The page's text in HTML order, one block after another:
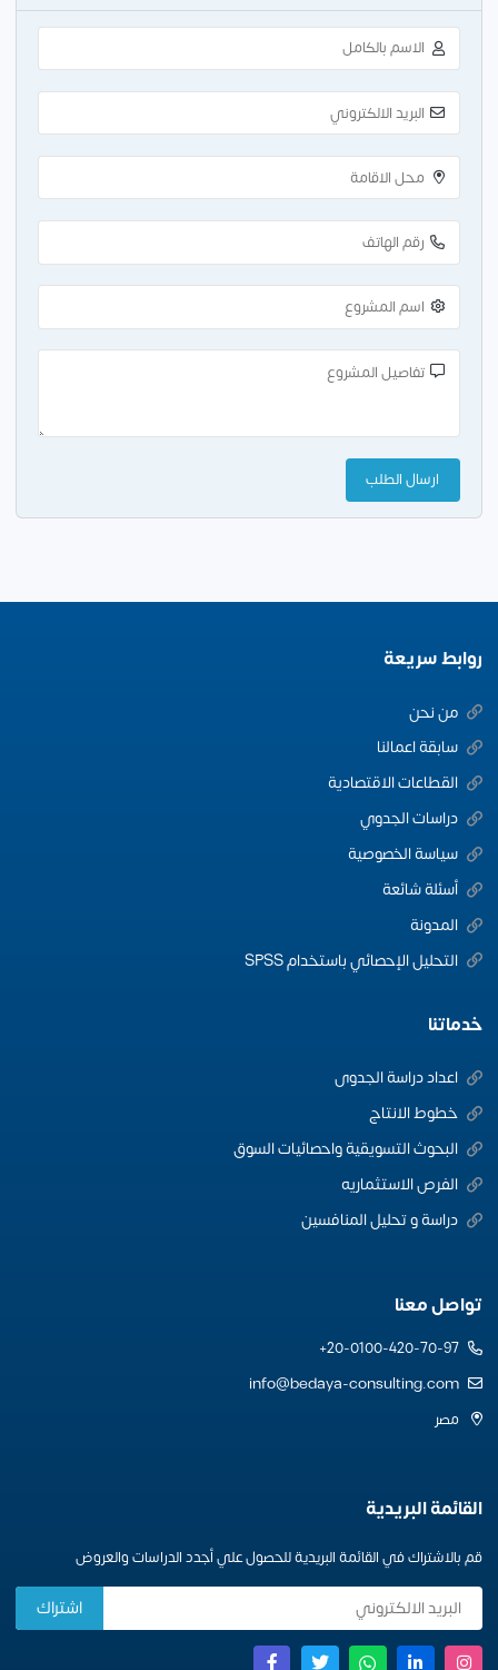
روابط سريعة
من نحن
سابقة اعمالنا
القطاعات الاقتصادية
دراسات الجدوي
سياسة الخصوصية
أسئلة شائعة
المدونة
التحليل الإحصائي باستخدام SPSS
خدماتنا
اعداد دراسة الجدوى
خطوط الانتاج
البحوث التسويقية واحصائيات السوق
الفرص الاستثماريه
دراسة و تحليل المنافسين
تواصل معنا
20-0100-420-70-97+
info@bedaya-consulting.com
مصر
القائمة البريدية
قم بالاشتراك في القائمة البريدية للحصول علي أجدد الدراسات والعروض